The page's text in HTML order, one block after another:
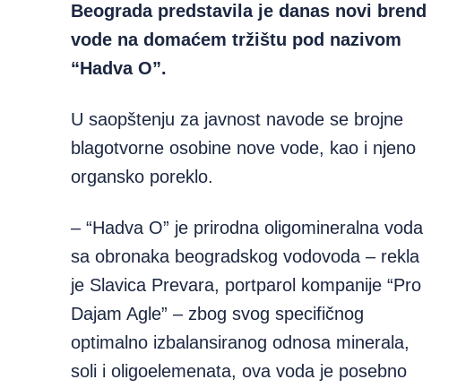
Beograda predstavila je danas novi brend
vode na domaćem tržištu pod nazivom
“Hadva O”.
U saopštenju za javnost navode se brojne
blagotvorne osobine nove vode, kao i njeno
organsko poreklo.
– “Hadva O” je prirodna oligomineralna voda
sa obronaka beogradskog vodovoda – rekla
je Slavica Prevara, portparol kompanije “Pro
Dajam Agle” – zbog svog specifičnog
optimalno izbalansiranog odnosa minerala,
soli i oligoelemenata, ova voda je posebno